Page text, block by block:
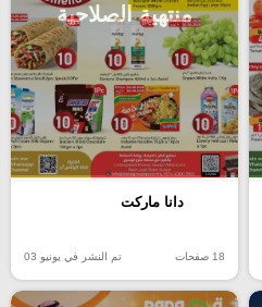
منتهية الصلاحية
دانا ماركت
18 صفحات تم النشر في يونيو 03